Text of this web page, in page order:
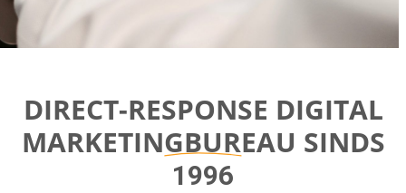
Direct-response
Digital
Marketing Bureau
DIRECT-RESPONSE DIGITAL
MARKETINGBUREAU SINDS
1996